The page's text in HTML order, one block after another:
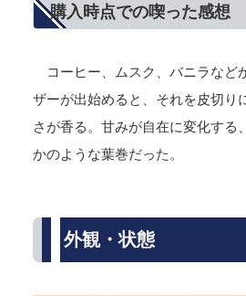
購入時点での喫った感想
コーヒー、ムスク、バニラなど
ザーが出始めると、それを皮切り
さが香る。甘みが自在に変化する
かのような葉巻だった。
外観・状態